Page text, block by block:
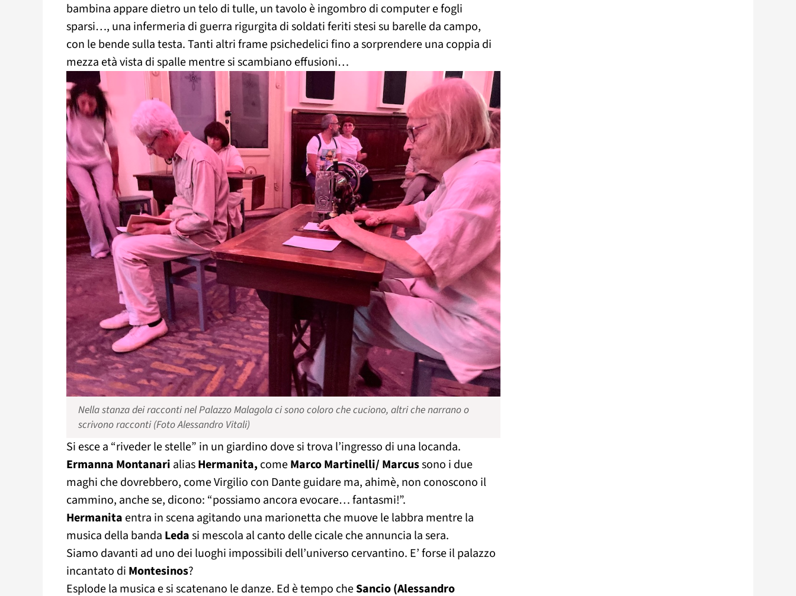
bambina appare dietro un telo di tulle, un tavolo è ingombro di computer e fogli
sparsi…, una infermeria di guerra rigurgita di soldati feriti stesi su barelle da campo,
con le bende sulla testa. Tanti altri frame psichedelici fino a sorprendere una coppia di
mezza età vista di spalle mentre si scambiano effusioni…
Nella stanza dei racconti nel Palazzo Malagola ci sono coloro che cuciono, altri che narrano o
scrivono racconti (Foto Alessandro Vitali)
Si esce a “riveder le stelle” in un giardino dove si trova l’ingresso di una locanda.
Ermanna Montanari aliasHermanita, comeMarco Martinelli/ Marcussono i due
maghi che dovrebbero, come Virgilio con Dante guidare ma, ahimè, non conoscono il
cammino, anche se, dicono: “possiamo ancora evocare… fantasmi!”.
Hermanita entra in scena agitando una marionetta che muove le labbra mentre la
musica della banda Ledasi mescola al canto delle cicale che annuncia la sera.
Siamo davanti ad uno dei luoghi impossibili dell’universo cervantino. E’ forse il palazzo
incantato di Montesinos?
Esplode la musica e si scatenano le danze. Ed è tempo cheSancio (Alessandro